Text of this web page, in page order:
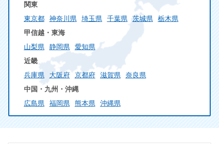
関東
東京都
神奈川県 埼玉県 千葉県 茨城県
栃木県
甲信越・東海
山梨県
静岡県
愛知県
近畿
兵庫県
大阪府 京都府 滋賀県
奈良県
中国・九州・沖縄
広島県
福岡県 熊本県 沖縄県